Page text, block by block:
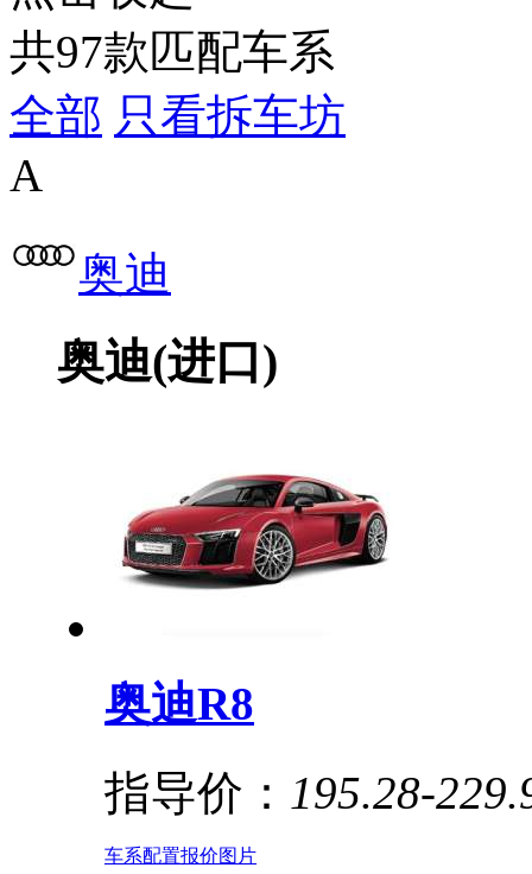
共97款匹配车系
全部 只看拆车坊
A
奥迪
奥迪(进口)
奥迪R8
指导价： 195.28-
车系配置报价图片